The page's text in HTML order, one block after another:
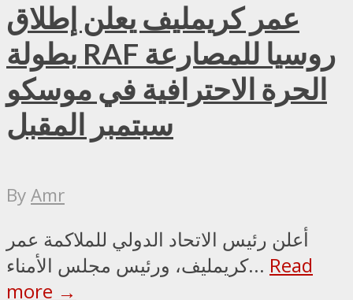
عمر كريمليف يعلن إطلاق
بطولة RAF روسيا للمصارعة
الحرة الاحترافية في موسكو
سبتمبر المقبل
ByAmr
أعلن رئيس الاتحاد الدولي للملاكمة عمر
كريمليف، ورئيس مجلس الأمناء... Read
more →